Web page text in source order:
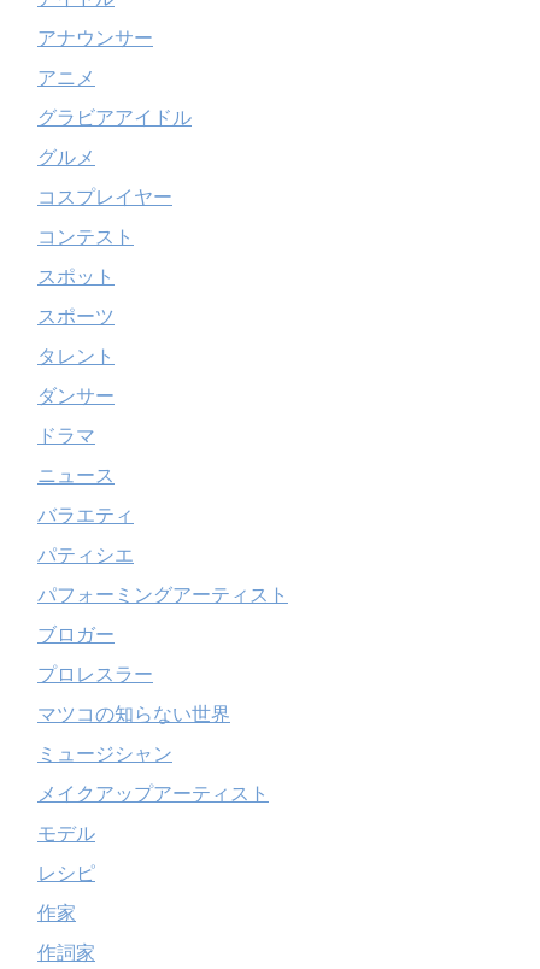
アナウンサー
アニメ
グラビアアイドル
グルメ
コスプレイヤー
コンテスト
スポット
スポーツ
タレント
ダンサー
ドラマ
ニュース
バラエティ
パティシエ
パフォーミングアーティスト
ブロガー
プロレスラー
マツコの知らない世界
ミュージシャン
メイクアップアーティスト
モデル
レシピ
作家
作詞家